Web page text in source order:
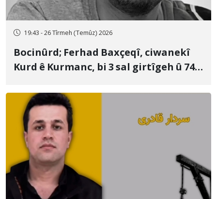
19:43 - 26 Tîrmeh (Temûz) 2026
Bocinûrd; Ferhad Baxçeqî, ciwanekî
Kurd ê Kurmanc, bi 3 sal girtîgeh û 74